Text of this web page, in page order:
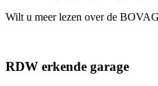
Wilt u meer lezen over de
RDW erkende garage